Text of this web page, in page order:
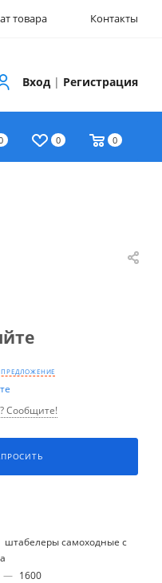
товара Контакты
Вход | Регистрация
0 0
Сообщите!
штабелеры самоходные с
— 1600